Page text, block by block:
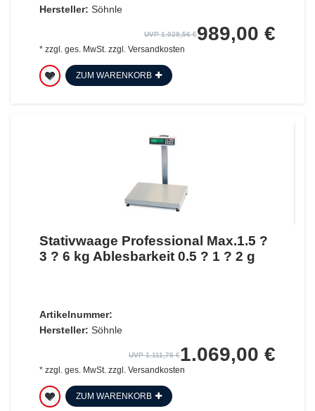
Hersteller: Söhnle
UVP 1.028,56 €989,00 €
* zzgl. ges. MwSt. zzgl. Versandkosten
ZUM WARENKORB
Stativwaage Professional Max.1.5 ?
3 ? 6 kg Ablesbarkeit 0.5 ? 1 ? 2 g
Artikelnummer:
Hersteller: Söhnle
UVP 1.111,76 €1.069,00 €
* zzgl. ges. MwSt.zzgl. Versandkosten
ZUM WARENKORB